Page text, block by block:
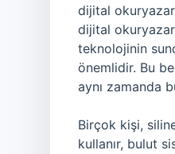
dijital
dijital
teknolojinin
önemlidir. Bu
aynı zamanda
Birçok kişi,
kullanır, bulut